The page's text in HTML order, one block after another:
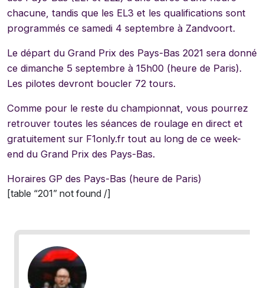
chacune, tandis que les EL3 et les qualifications sont
programmés ce samedi 4 septembre à Zandvoort.
Le départ du Grand Prix des Pays-Bas 2021 sera donné
ce dimanche 5 septembre à 15h00 (heure de Paris).
Les pilotes devront boucler 72 tours.
Comme pour le reste du championnat, vous pourrez
retrouver toutes les séances de roulage en direct et
gratuitement sur F1only.fr tout au long de ce week-
end du Grand Prix des Pays-Bas.
Horaires GP des Pays-Bas (heure de Paris)
[table “201” not found /]